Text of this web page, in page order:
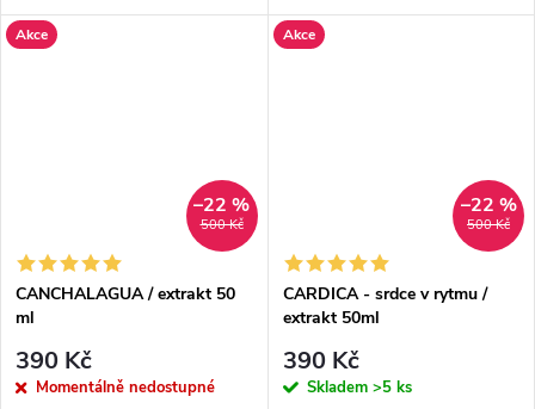
obsahem vitamínu C,
nejbohatším dosud objeveným
doplňky stravy. Camu camu je
keříkovitý strom rostoucí u
Akce
500 Kč
–22 %
CANCHALAGUA / extrakt 50
ml
390 Kč
Momentálně nedostupné
Akce
500 Kč
–22 %
CARDICA - srdce v rytmu /
extrakt 50ml
390 Kč
Skladem >5 ks